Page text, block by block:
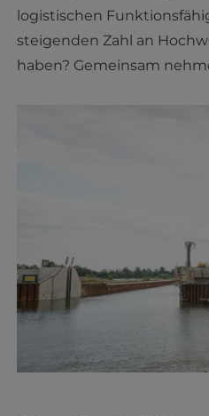
logistischen
steigenden Zahl an
haben? Gemeinsam